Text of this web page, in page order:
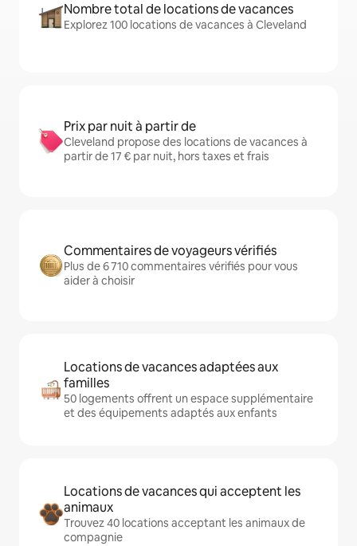
Nombre total de locations de vacances
Explorez 100 locations de vacances à Cleveland
Prix par nuit à partir de
Cleveland propose des locations de vacances à
partir de 17 € par nuit, hors taxes et frais
Commentaires de voyageurs vérifiés
Plus de 6 710 commentaires vérifiés pour vous
aider à choisir
Locations de vacances adaptées aux
familles
50 logements offrent un espace supplémentaire
et des équipements adaptés aux enfants
Locations de vacances qui acceptent les
animaux
Trouvez 40 locations acceptant les animaux de
compagnie